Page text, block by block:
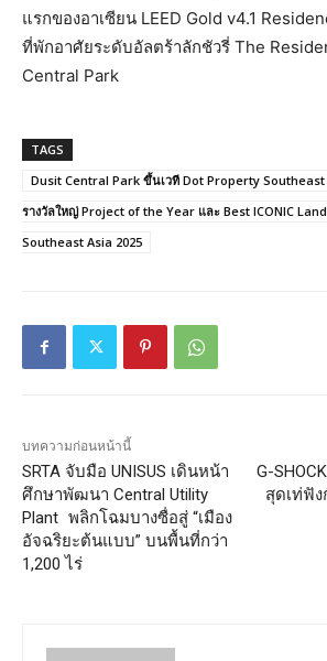
แรกของอาเซียน LEED Gold v4.1
ที่พักอาศัยระดับอัลตร้าลักชัวรี่ The
Central Park
TAGS
Dusit Central Park ขึ้นเวที Dot Property Southeast
รางวัลใหญ่ Project of the Year และ Best ICONIC
Southeast Asia 2025
บทความก่อนหน้านี้
SRTA จับมือ UNISUS เดินหน้า
ศึกษาพัฒนา Central Utility
Plant พลิกโฉมบางซื่อสู่ “เมือง
อัจฉริยะต้นแบบ” บนพื้นที่กว่า
1,200 ไร่
G-
สุดเท่ฟั